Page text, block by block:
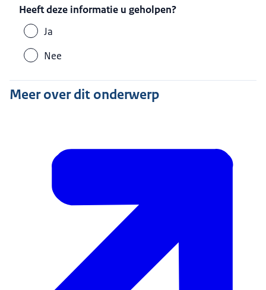
Heeft deze informatie u geholpen?
Ja
Nee
Meer over dit onderwerp